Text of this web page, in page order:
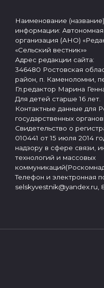
Наименование
информации:
организация (АНО)
«Сельский вестник»»
Адрес редакции сайта:
346480 Ростовская
район, п. Каменоломни,
Гл.редактор Марина
Для детей старше 16 лет.
Контактные данные для
государственных органов:
Свидетельство о
010441 от 15 июля 2014
надзору в сфере связи,
технологий и массовых
Телефон и электронная
selskyvestnik@yandex.ru,